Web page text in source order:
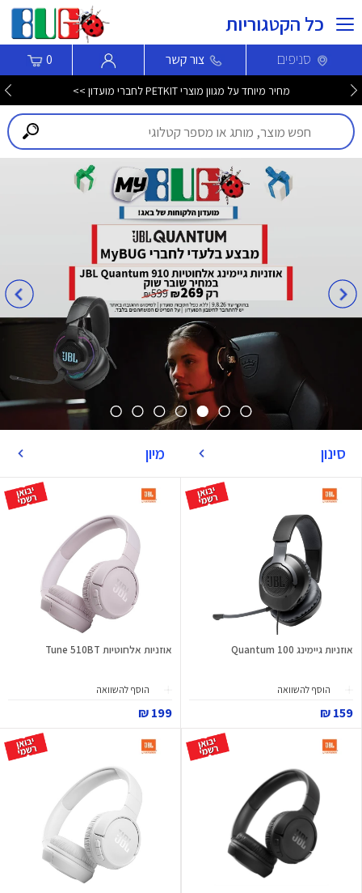
כל הקטגוריות
סניפים צור קשר 0
מחיר מיוחד על מגוון מוצרי PETKIT לחברי מועדון >>
סינון מיון
אוזניות גיימינג Quantum 100
הוסף להשוואה
159 ₪
אוזניות אלחוטיות Tune 510BT
הוסף להשוואה
199 ₪